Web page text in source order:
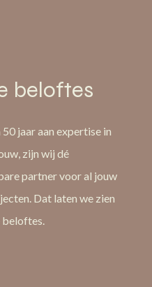
beloftes
jaar aan expertise in
zijn wij dé
partner voor al jouw
Dat laten we zien
beloftes.